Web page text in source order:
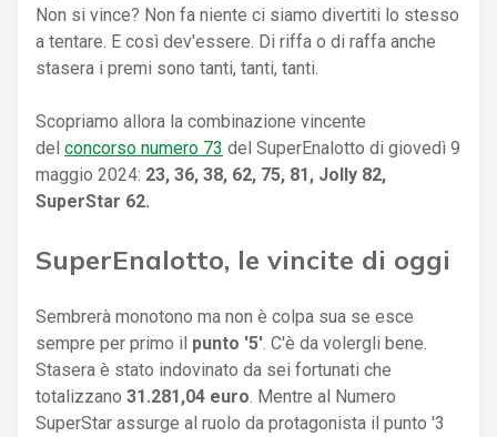
Non si vince? Non fa niente ci siamo divertiti lo stesso
a tentare. E così dev'essere. Di riffa o di raffa anche
stasera i premi sono tanti, tanti, tanti.
Scopriamo allora la combinazione vincente
del concorso numero 73 del SuperEnalotto di giovedì 9
maggio 2024: 23, 36, 38, 62, 75, 81, Jolly 82,
SuperStar 62.
SuperEnalotto, le vincite di oggi
Sembrerà monotono ma non è colpa sua se esce
sempre per primo il punto '5' . C'è da volergli bene.
Stasera è stato indovinato da sei fortunati che
totalizzano 31.281,04 euro . Mentre al Numero
SuperStar assurge al ruolo da protagonista il punto '3